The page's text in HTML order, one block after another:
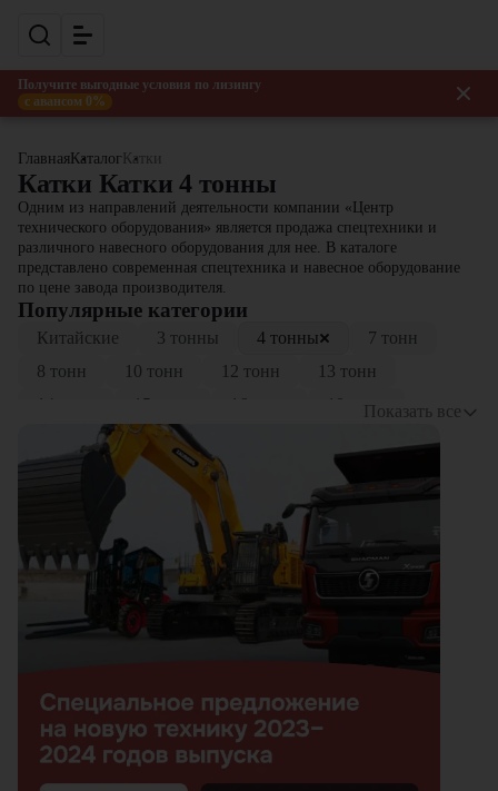
Получите выгодные условия по лизингу
с авансом 0%
Главная Каталог Катки
Катки Катки 4 тонны
Одним из направлений деятельности компании «Центр
технического оборудования» является продажа спецтехники и
различного навесного оборудования для нее. В каталоге
представлено современная спецтехника и навесное оборудование
по цене завода производителя.
Популярные категории
Китайские 3 тонны 4 тонны
7 тонн
8 тонн
10 тонн 12 тонн
13 тонн
14 тонн
15 тонн 16 тонн
18 тонн
25 тонн
Грунтовые
Комбинированные
Показать все